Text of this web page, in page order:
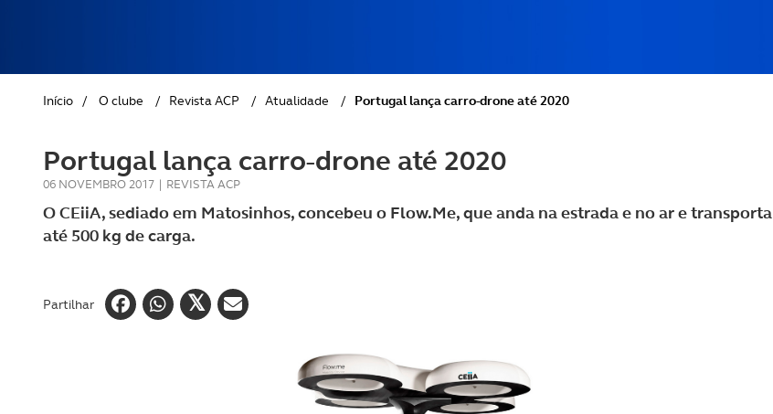
GOLFE
AUTOCARAVANISMO
Início / O clube / Revista ACP / Atualidade / Portugal lança carro-drone até 2020
Portugal lança carro-drone até 2020
06 NOVEMBRO 2017 | REVISTA ACP
O CEiiA, sediado em Matosinhos, concebeu o Flow.Me, que anda na estrada e no ar e transporta
até 500 kg de carga.
Partilhar